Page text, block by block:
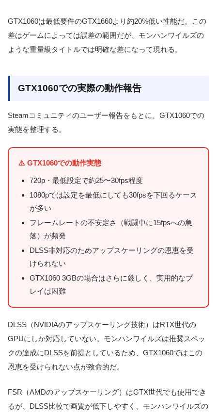
GTX1060は最低要件のGTX1660より約20%低い性能だ。この
差はゲームによっては誤差の範囲だが、モンハンワイルズの
ような重量級タイトルでは明確な差になって現れる。
GTX1060での実際の動作報告
Steamコミュニティのユーザー報告をもとに、GTX1060での
実態を整理する。
⚠️ GTX1060での動作実態
720p・最低設定で約25〜30fps程度
1080pでは設定を最低にしても30fpsを下回るケース
が多い
フレームレートの不安定さ（戦闘中に15fpsへの急
落）が頻発
DLSS非対応のためアップスケーリングの恩恵を受
けられない
GTX1060 3GBの場合はさらに厳しく、実用的なプ
レイは困難
DLSS（NVIDIAのアップスケーリング技術）はRTX世代の
GPUにしか対応していない。モンハンワイルズは推奨スペッ
クの達成にDLSSを前提としているため、GTX1060ではこの
恩恵を受けられない点が致命的だ。
FSR（AMDのアップスケーリング）はGTX世代でも使用でき
るが、DLSS比較で画質が低下しやすく、モンハンワイルズの